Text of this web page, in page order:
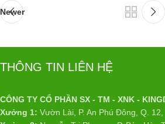
Newer
THÔNG TIN LIÊN HỆ
CÔNG TY CỔ PHẦN SX - TM - XNK -
Xưởng 1: Vườn Lài, P. An Phú Đông, Q. 12,